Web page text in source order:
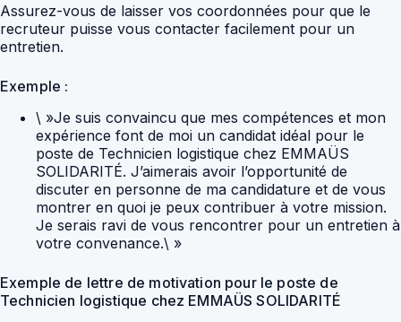
Assurez-vous de laisser vos coordonnées pour que le
recruteur puisse vous contacter facilement pour un
entretien.
Exemple :
\ »Je suis convaincu que mes compétences et mon
expérience font de moi un candidat idéal pour le
poste de Technicien logistique chez EMMAÜS
SOLIDARITÉ. J’aimerais avoir l’opportunité de
discuter en personne de ma candidature et de vous
montrer en quoi je peux contribuer à votre mission.
Je serais ravi de vous rencontrer pour un entretien à
votre convenance.\ »
Exemple de lettre de motivation pour le poste de
Technicien logistique chez EMMAÜS SOLIDARITÉ